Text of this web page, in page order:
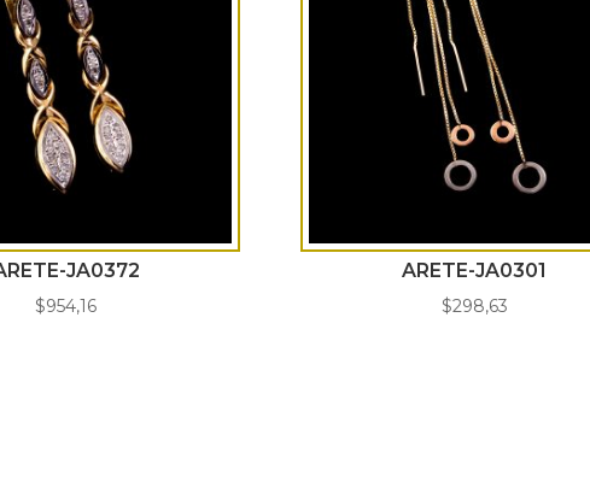
JA0372
$954,16
ARETE-JA0301
$298,63